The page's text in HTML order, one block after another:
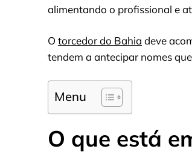
alimentando o profissional e
O torcedor do Bahia deve
tendem a antecipar nomes
Menu
O que está